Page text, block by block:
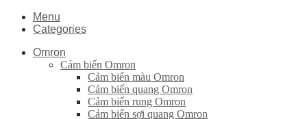
Menu
Categories
Omron
Cảm biến Omron
Cảm biến màu Omron
Cảm biến quang Omron
Cảm biến rung Omron
Cảm biến sợi quang Omron